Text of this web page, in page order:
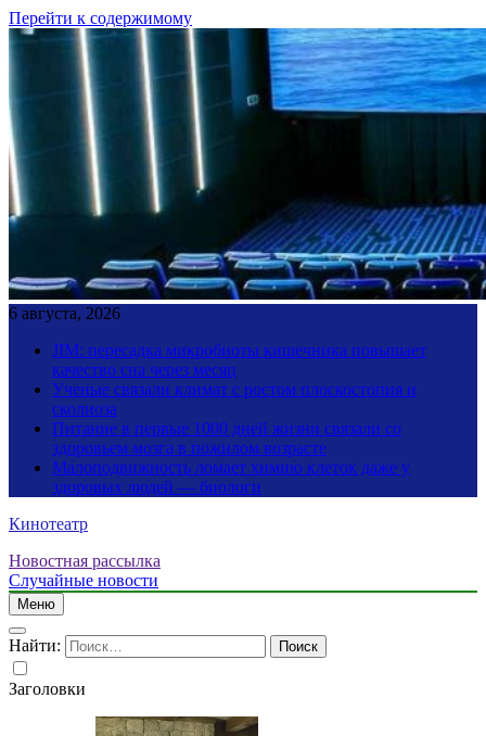
Перейти к содержимому
6 августа, 2026
JIM: пересадка микробиоты кишечника повышает
качество сна через месяц
Ученые связали климат с ростом плоскостопия и
сколиоза
Питание в первые 1000 дней жизни связали со
здоровьем мозга в пожилом возрасте
Малоподвижность ломает химию клеток даже у
здоровых людей — биологи
Кинотеатр
Новостная рассылка
Случайные новости
Меню
Найти:
Заголовки